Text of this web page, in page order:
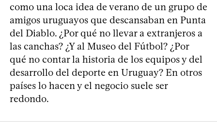
como una loca idea de verano de un grupo de
amigos uruguayos que descansaban en Punta
del Diablo. ¿Por qué no llevar a extranjeros a
las canchas? ¿Y al Museo del Fútbol? ¿Por
qué no contar la historia de los equipos y del
desarrollo del deporte en Uruguay? En otros
países lo hacen y el negocio suele ser
redondo.